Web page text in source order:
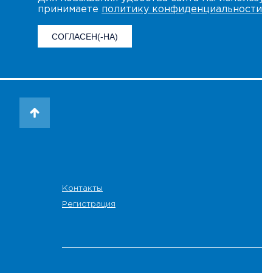
принимаете политику конфиденциальности
СОГЛАСЕН(-НА)
Контакты
Регистрация